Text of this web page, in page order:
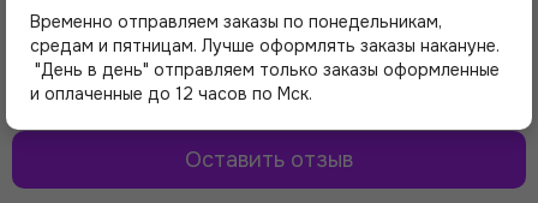
Здесь еще никто не оставлял отзывы. Будьте
первым!
Оставить отзыв
Временно отправляем заказы по понедельникам,
средам и пятницам. Лучше оформлять заказы накануне.
"День в день" отправляем только заказы оформленные
и оплаченные до 12 часов по Мск.